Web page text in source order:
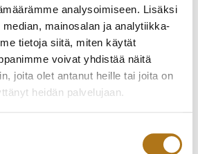
analysoimiseen. Lisäksi
mainosalan ja analytiikka-
tietoja siitä, miten käytät
voivat yhdistää näitä
joita olet antanut heille tai joita on
heidän palvelujaan.